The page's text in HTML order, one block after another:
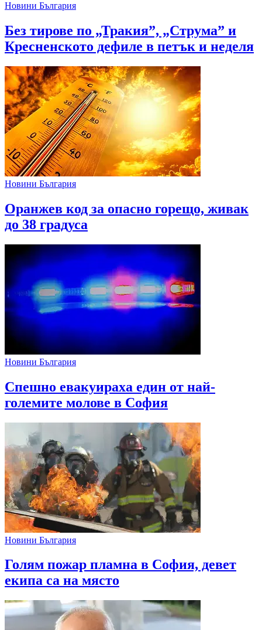
Новини България
Без тирове по „Тракия”, „Струма” и
Кресненското дефиле в петък и неделя
Новини България
Оранжев код за опасно горещо, живак
до 38 градуса
Новини България
Спешно евакуираха един от най-
големите молове в София
Новини България
Голям пожар пламна в София, девет
екипа са на място